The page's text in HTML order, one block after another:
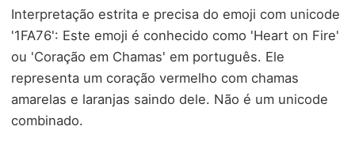
Interpretação estrita e precisa do emoji com unicode
'1FA76': Este emoji é conhecido como 'Heart on Fire'
ou 'Coração em Chamas' em português. Ele
representa um coração vermelho com chamas
amarelas e laranjas saindo dele. Não é um unicode
combinado.